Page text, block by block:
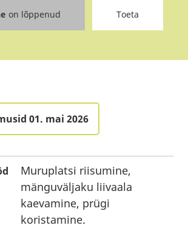
on lõppenud Toeta
01. mai 2026
Muruplatsi riisumine,
mänguväljaku liivaala
kaevamine, prügi
koristamine.